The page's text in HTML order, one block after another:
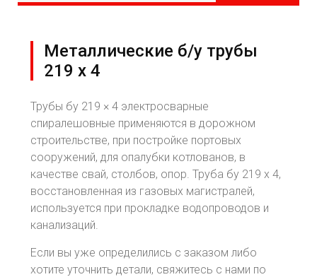
Металлические б/у трубы
219 х 4
Трубы бу 219 × 4 электросварные
спиралешовные применяются в дорожном
строительстве, при постройке портовых
сооружений, для опалубки котлованов, в
качестве свай, столбов, опор. Труба бу 219 х 4,
восстановленная из газовых магистралей,
используется при прокладке водопроводов и
канализаций.
Если вы уже определились с заказом либо
хотите уточнить детали, свяжитесь с нами по